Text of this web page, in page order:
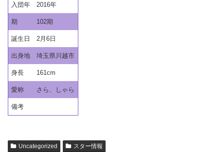
入団年 2016年
期 102期
誕生日 2月6日
出身地 埼玉県川越市
身長 161cm
愛称 さら、しゃら
備考
Uncategorized スター情報